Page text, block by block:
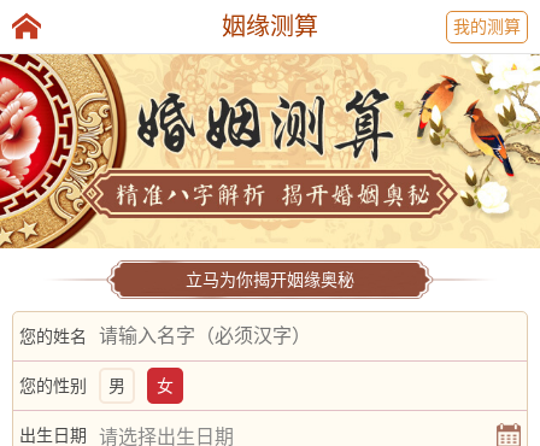
姻缘测算 我的测算
立马为你揭开姻缘奥秘
您的姓名
您的性别 男 女
出生日期